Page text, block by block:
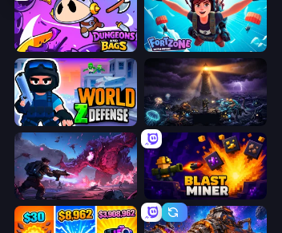
Dungeons and Bags Fortzone Battle Royale
World Z Defense - Zombie Defense The Last Lighthouse
Grimdark Survivors Blast Miner